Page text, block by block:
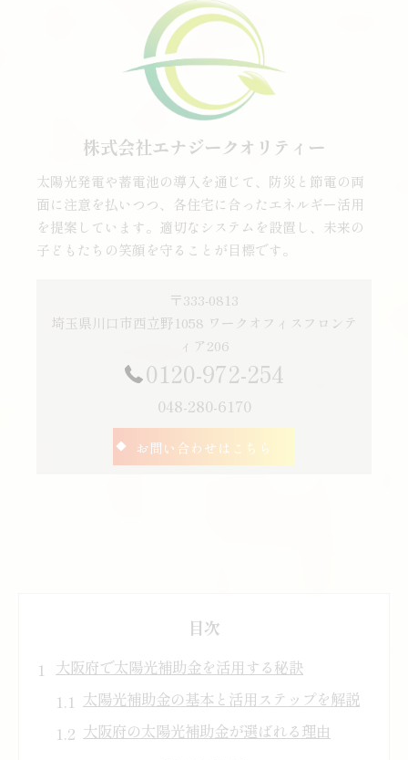
株式会社エナジークオリティー
太陽光発電や蓄電池の導入を通じて、防災と節電の両
面に注意を払いつつ、各住宅に合ったエネルギー活用
を提案しています。適切なシステムを設置し、未来の
子どもたちの笑顔を守ることが目標です。
〒333-0813
埼玉県川口市西立野1058 ワークオフィスフロンテ
ィア206
0120-972-254
048-280-6170
お問い合わせはこちら
目次
大阪府で太陽光補助金を活用する秘訣
太陽光補助金の基本と活用ステップを解説
大阪府の太陽光補助金が選ばれる理由